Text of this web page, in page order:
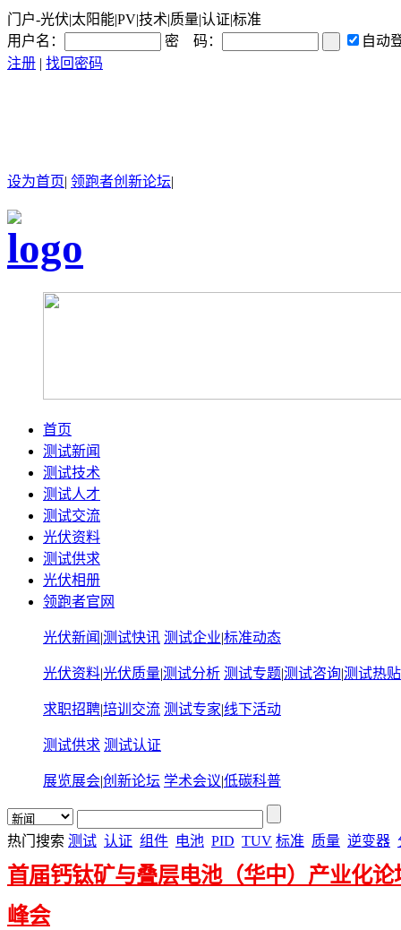
门户-光伏|太阳能|PV|技术|质量|认证|标准
用户名：
密 码：
自动
注册 | 找回密码
设为首页| 领跑者创新论坛|
首页
测试新闻
测试技术
测试人才
测试交流
光伏资料
测试供求
光伏相册
领跑者官网
光伏新闻 |测试快讯 测试企业|标准动态
光伏资料|光伏质量|测试分析 测试专题|测试咨询|测试热贴
求职招聘|培训交流 测试专家|线下活动
测试供求 测试认证
展览展会|创新论坛 学术会议|低碳科普
热门搜索 测试 认证 组件 电池 PID TUV 标准 质量 逆变器
首届钙钛矿与叠层电池（华中）产业化论
峰会